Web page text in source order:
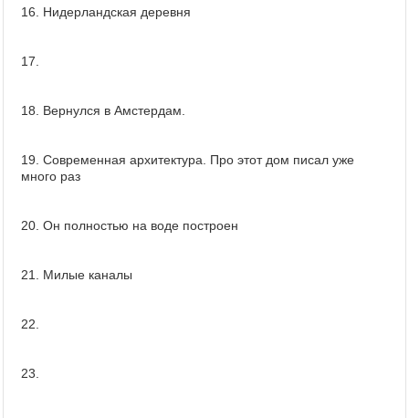
16. Нидерландская деревня
17.
18. Вернулся в Амстердам.
19. Современная архитектура. Про этот дом писал уже
много раз
20. Он полностью на воде построен
21. Милые каналы
22.
23.